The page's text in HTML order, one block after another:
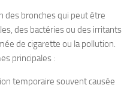
des bronches qui peut être
des bactéries ou des irritants
de cigarette ou la pollution.
principales :
temporaire souvent causée